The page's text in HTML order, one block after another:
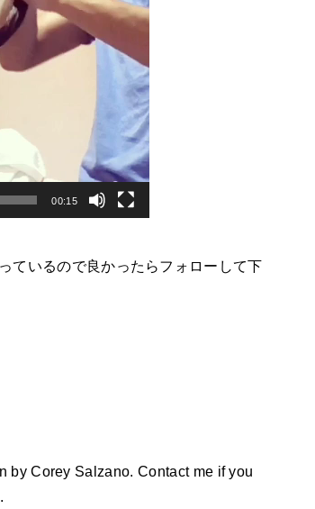
00:15
いるので良かったらフォローして下
by Corey Salzano. Contact me if you